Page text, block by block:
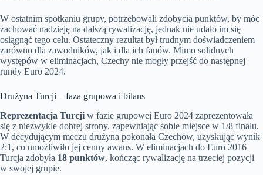
W ostatnim spotkaniu grupy, potrzebowali zdobycia punktów, by móc
zachować nadzieję na dalszą rywalizację, jednak nie udało im się
osiągnąć tego celu. Ostateczny rezultat był trudnym doświadczeniem
zarówno dla zawodników, jak i dla ich fanów. Mimo solidnych
występów w eliminacjach, Czechy nie mogły przejść do następnej
rundy Euro 2024.
Drużyna Turcji – faza grupowa i bilans
Reprezentacja Turcji w fazie grupowej Euro 2024 zaprezentowała
się z niezwykle dobrej strony, zapewniając sobie miejsce w 1/8 finału.
W decydującym meczu drużyna pokonała Czechów, uzyskując wynik
2:1, co umożliwiło jej cenny awans. W eliminacjach do Euro 2016
Turcja zdobyła 18 punktów, kończąc rywalizację na trzeciej pozycji
w swojej grupie.